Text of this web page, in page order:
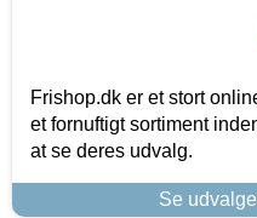
Frishop.dk er et stort
et fornuftigt sortiment
at se deres udvalg.
Se